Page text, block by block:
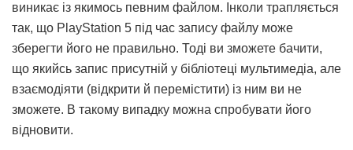
виникає із якимось певним файлом. Інколи трапляється
так, що PlayStation 5 під час запису файлу може
зберегти його не правильно. Тоді ви зможете бачити,
що якийсь запис присутній у бібліотеці мультимедіа, але
взаємодіяти (відкрити й перемістити) із ним ви не
зможете. В такому випадку можна спробувати його
відновити.